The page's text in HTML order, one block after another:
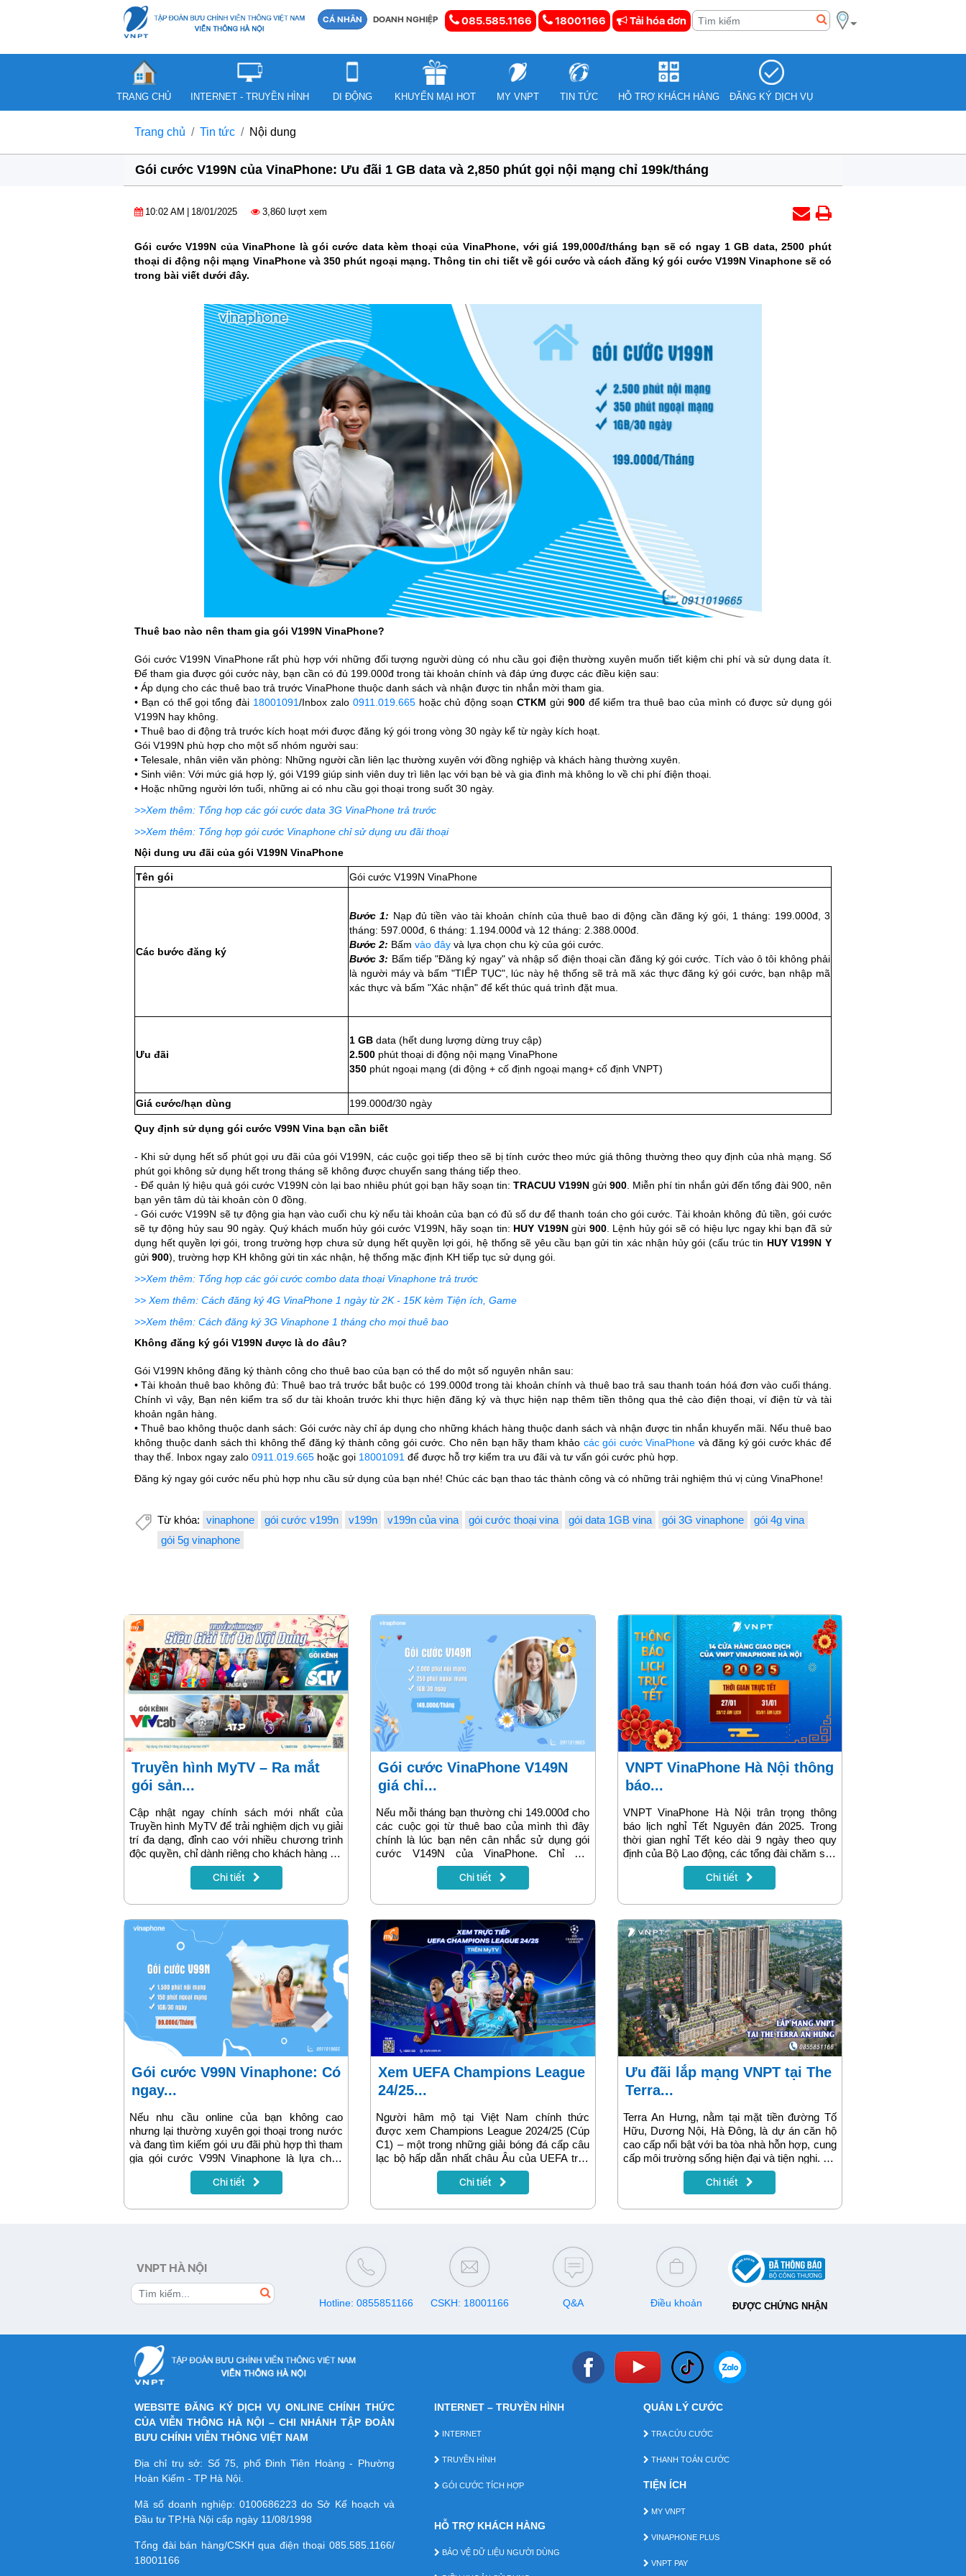
CÁ NHÂN DOANH NGHIỆP 085.585.1166 18001166 Tải hóa đơn
TRANG CHỦ INTERNET - TRUYỀN HÌNH DI ĐỘNG KHUYẾN MẠI HOT MY VNPT TIN TỨC HỖ TRỢ KHÁCH HÀNG ĐĂNG KÝ DỊCH VỤ
Trang chủ Tin tức Nội dung
Gói cước V199N của VinaPhone: Ưu đãi 1 GB data và 2,850 phút gọi nội mạng chỉ 199k/tháng
10:02 AM 18/01/2025 3,860 lượt xem
Gói cước V199N của VinaPhone là gói cước data kèm thoại của VinaPhone, với giá 199,000đ/tháng bạn sẽ có ngay 1 GB data, 2500 phút
thoại di động nội mạng VinaPhone và 350 phút ngoại mạng. Thông tin chi tiết về gói cước và cách đăng ký gói cước V199N Vinaphone sẽ có
trong bài viết dưới đây.
Thuê bao nào nên tham gia gói V199N VinaPhone?
Gói cước V199N VinaPhone rất phù hợp với những đối tượng người dùng có nhu cầu gọi điện thường xuyên muốn tiết kiệm chi phí và sử dụng data ít.
Để tham gia được gói cước này, bạn cần có đủ 199.000đ trong tài khoản chính và đáp ứng được các điều kiện sau:
• Áp dụng cho các thuê bao trả trước VinaPhone thuộc danh sách và nhận được tin nhắn mời tham gia.
• Bạn có thể gọi tổng đài 18001091/Inbox zalo 0911.019.665hoặc chủ động soạnCTKM gửi 900để kiểm tra thuê bao của mình có được sử dụng gói
V199N hay không.
• Thuê bao di động trả trước kích hoạt mới được đăng ký gói trong vòng 30 ngày kể từ ngày kích hoạt.
Gói V199N phù hợp cho một số nhóm người sau:
• Telesale, nhân viên văn phòng: Những người cần liên lạc thường xuyên với đồng nghiệp và khách hàng thường xuyên.
• Sinh viên: Với mức giá hợp lý, gói V199 giúp sinh viên duy trì liên lạc với bạn bè và gia đình mà không lo về chi phí điện thoại.
• Hoặc những người lớn tuổi, những ai có nhu cầu gọi thoại trong suốt 30 ngày.
>>Xem thêm: Tổng hợp các gói cước data 3G VinaPhone trả trước
>>Xem thêm: Tổng hợp gói cước Vinaphone chỉ sử dụng ưu đãi thoại
Nội dung ưu đãi của gói V199N VinaPhone
Tên gói Gói cước V199N VinaPhone
Các bước đăng ký
Bước 1: Nạp đủ tiền vào tài khoản chính của thuê bao di động cần đăng ký gói, 1 tháng: 199.000đ, 3
tháng: 597.000đ, 6 tháng: 1.194.000đ và 12 tháng: 2.388.000đ.
Bước 2: Bấm vào đây và lựa chọn chu kỳ của gói cước.
Bước 3: Bấm tiếp "Đăng ký ngay" và nhập số điện thoại cần đăng ký gói cước. Tích vào ô tôi không phải
là người máy và bấm "TIẾP TỤC", lúc này hệ thống sẽ trả mã xác thực đăng ký gói cước, bạn nhập mã
xác thực và bấm "Xác nhận" để kết thúc quá trình đặt mua.
Ưu đãi
1 GB data (hết dung lượng dừng truy cập)
2.500 phút thoại di động nội mạng VinaPhone
350 phút ngoại mạng (di động + cố định ngoại mạng+ cố định VNPT)
Giá cước/hạn dùng 199.000đ/30 ngày
Quy định sử dụng gói cước V99N Vina bạn cần biết
- Khi sử dụng hết số phút gọi ưu đãi của gói V199N, các cuộc gọi tiếp theo sẽ bị tính cước theo mức giá thông thường theo quy định của nhà mạng. Số
phút gọi không sử dụng hết trong tháng sẽ không được chuyển sang tháng tiếp theo.
- Để quản lý hiệu quả gói cước V199N còn lại bao nhiêu phút gọi bạn hãy soạn tin: TRACUU V199Ngửi 900. Miễn phí tin nhắn gửi đến tổng đài 900, nên
bạn yên tâm dù tài khoản còn 0 đồng.
- Gói cước V199N sẽ tự động gia hạn vào cuối chu kỳ nếu tài khoản của bạn có đủ số dư để thanh toán cho gói cước. Tài khoản không đủ tiền, gói cước
sẽ tự động hủy sau 90 ngày. Quý khách muốn hủy gói cước V199N, hãy soạn tin: HUY V199Ngừi 900. Lệnh hủy gói sẽ có hiệu lực ngay khi bạn đã sử
dụng hết quyền lợi gói, trong trường hợp chưa sử dụng hết quyền lợi gói, hệ thống sẽ yêu cầu bạn gửi tin xác nhận hủy gói (cấu trúc tin HUY V199N Y
gửi 900), trường hợp KH không gửi tin xác nhận, hệ thống mặc định KH tiếp tục sử dụng gói.
>>Xem thêm: Tổng hợp các gói cước combo data thoại Vinaphone trả trước
>> Xem thêm: Cách đăng ký 4G VinaPhone 1 ngày từ 2K - 15K kèm Tiện ích, Game
>>Xem thêm: Cách đăng ký 3G Vinaphone 1 tháng cho mọi thuê bao
Không đăng ký gói V199N được là do đâu?
Gói V199N không đăng ký thành công cho thuê bao của bạn có thể do một số nguyên nhân sau:
• Tài khoản thuê bao không đủ: Thuê bao trả trước bắt buộc có 199.000đ trong tài khoản chính và thuê bao trả sau thanh toán hóá đơn vào cuối tháng.
Chính vì vậy, Bạn nên kiểm tra số dư tài khoản trước khi thực hiện đăng ký và thực hiện nạp thêm tiền thông qua thẻ cào điện thoại, ví điện từ và tài
khoản ngân hàng.
• Thuê bao không thuộc danh sách: Gói cước này chỉ áp dụng cho những khách hàng thuộc danh sách và nhận được tin nhắn khuyến mãi. Nếu thuê bao
không thuộc danh sách thì không thể đăng ký thành công gói cước. Cho nên bạn hãy tham khảo các gói cước VinaPhone và đăng ký gói cước khác để
thay thế. Inbox ngay zalo 0911.019.665 hoặc gọi 18001091 để được hỗ trợ kiểm tra ưu đãi và tư vấn gói cước phù hợp.
Đăng ký ngay gói cước nếu phù hợp nhu cầu sử dụng của bạn nhé! Chúc các bạn thao tác thành công và có những trải nghiệm thú vị cùng VinaPhone!
Từ khóa: vinaphone gói cước v199n v199n v199n của vina gói cước thoại vina gói data 1GB vina gói 3G vinaphone
gói 4g vina
gói 5g vinaphone
Truyền hình MyTV – Ra mắt
gói sản...
Cập nhật ngay chính sách mới nhất của
Truyền hình MyTV để trải nghiệm dịch vụ giải
trí đa dạng, đỉnh cao với nhiều chương trình
độc quyền, chỉ dành riêng cho khách hàng sử
dụng mạng internet VNPT.
Chi tiết
Gói cước VinaPhone V149N
giá chỉ...
Nếu mỗi tháng bạn thường chi 149.000đ cho
các cuộc gọi từ thuê bao của mình thì đây
chính là lúc bạn nên cân nhắc sử dụng gói
cước V149N của VinaPhone. Chỉ với
149.000 VNĐ/tháng, bạn sẽ nhận được 1GB
data miễn phí và ưu đãi gọi thoại không giới
sau đây!
Chi tiết
VNPT VinaPhone Hà Nội thông
báo...
VNPT VinaPhone Hà Nội trân trọng thông
báo lịch nghỉ Tết Nguyên đán 2025. Trong
thời gian nghỉ Tết kéo dài 9 ngày theo quy
định của Bộ Lao động, các tổng đài chăm sóc
khách hàng cùng 14 cửa hàng giao dịch
VNPT VinaPhone tại Hà Nội vẫn hoạt động
cập nhật ngay trong bài viết sau.
Chi tiết
Gói cước V99N Vinaphone: Có
ngay...
Nếu nhu cầu online của bạn không cao
nhưng lại thường xuyên gọi thoại trong nước
và đang tìm kiếm gói ưu đãi phù hợp thì tham
gia gói cước V99N Vinaphone là lựa chọn
siêu tiết kiệm. Sở hữu gói dịch vụ này, quý
khách sẽ nhận được 1GB data tốc độ cao để
cùng V99N Vinaphone, bạn sẽ được liên lạc
dung bài viết sau để biết thông tin triển khai
và quy định đăng ký, sử dụng gói dịch vụ
này.
Chi tiết
Xem UEFA Champions League
24/25...
Người hâm mộ tại Việt Nam chính thức
được xem Champions League 2024/25 (Cúp
C1) – một trong những giải bóng đá cấp câu
lạc bộ hấp dẫn nhất châu Âu của UEFA trên
hệ thống dịch vụ MyTV của tập đoàn VNPT.
Chi tiết
Ưu đãi lắp mạng VNPT tại The
Terra...
Terra An Hưng, nằm tại mặt tiền đường Tố
Hữu, Dương Nội, Hà Đông, là dự án căn hộ
cao cấp nổi bật với ba tòa nhà hỗn hợp, cung
cấp môi trường sống hiện đại và tiện nghi. Để
đáp ứng nhu cầu ngày càng cao về dịch vụ
kết nối internet và truyền hình tại khu căn hộ
nhằm mang lại dịch vụ internet tốc độ cao và
Chi tiết
VNPT HÀ NỘI
Hotline: 0855851166 CSKH: 18001166 Q&A Điều khoản ĐƯỢC CHỨNG NHẬN
WEBSITE ĐĂNG KÝ DỊCH VỤ ONLINE CHÍNH THỨC
CỦA VIỄN THÔNG HÀ NỘI – CHI NHÁNH TẬP ĐOÀN
BƯU CHÍNH VIỄN THÔNG VIỆT NAM
Địa chỉ trụ sở: Số 75, phố Đinh Tiên Hoàng - Phường
Hoàn Kiếm - TP Hà Nội.
Mã số doanh nghiệp:0100686223 do Sở Kế hoạch và
Đầu tư TP.Hà Nội cấp ngày 11/08/1998
Tổng đài bán hàng/CSKH qua điện thoại 085.585.1166/
18001166
INTERNET – TRUYỀN HÌNH
INTERNET
TRUYỀN HÌNH
GÓI CƯỚC TÍCH HỢP
HỖ TRỢ KHÁCH HÀNG
BẢO VỆ DỮ LIỆU NGƯỜI DÙNG
QUẢN LÝ CƯỚC
TRA CỨU CƯỚC
THANH TOÁN CƯỚC
TIỆN ÍCH
MY VNPT
VINAPHONE PLUS
VNPT PAY